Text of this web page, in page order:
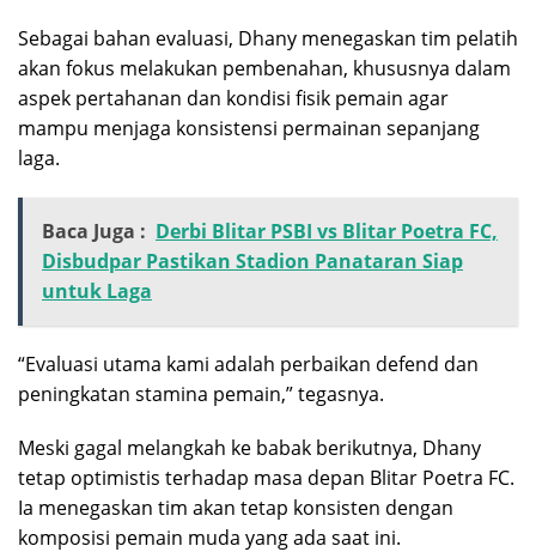
Sebagai bahan evaluasi, Dhany menegaskan tim pelatih
akan fokus melakukan pembenahan, khususnya dalam
aspek pertahanan dan kondisi fisik pemain agar
mampu menjaga konsistensi permainan sepanjang
laga.
Baca Juga : Derbi Blitar PSBI vs Blitar Poetra FC,
Disbudpar Pastikan Stadion Panataran Siap
untuk Laga
“Evaluasi utama kami adalah perbaikan defend dan
peningkatan stamina pemain,” tegasnya.
Meski gagal melangkah ke babak berikutnya, Dhany
tetap optimistis terhadap masa depan Blitar Poetra FC.
Ia menegaskan tim akan tetap konsisten dengan
komposisi pemain muda yang ada saat ini.